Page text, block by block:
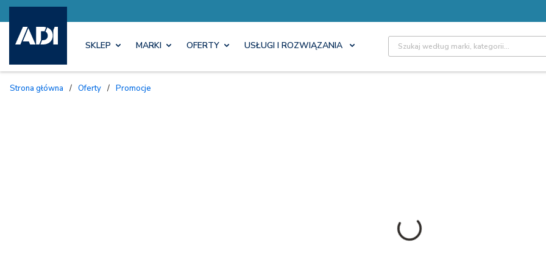
SKLEP MARKI OFERTY USŁUGI I ROZWIĄZANIA Site Search
Strona główna / Oferty / Promocje